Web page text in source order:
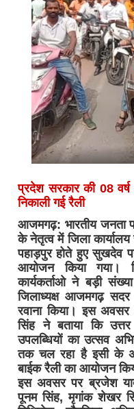
प्रदेश सरकार की 08
निकाली गई रैली
आजमगढ़: भारतीय जनता
के नेतृत्व में जिला
पहाड़पुर होते हुए सुखदेव
आयोजन किया गया।
कार्यकर्ताओ ने बड़ी
जिलाध्यक्ष आजमगढ़
रवाना किया। इस
सिंह ने बताया कि
उपलब्धियों का उत्सव
तक चल रहा है इसी के
बाईक रैली का आयोजन
इस अवसर पर ब्रजेश
पूनम सिंह, मृगांक शेखर